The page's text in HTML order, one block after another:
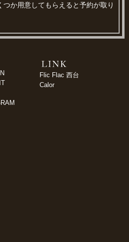
か用意してもらえると予約が取り
Flic Flac 西台
Calor